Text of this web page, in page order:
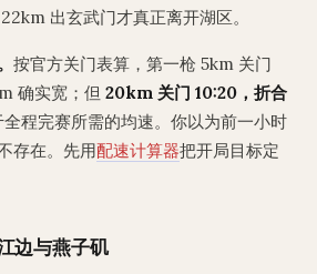
22km 出玄武门才真正离开湖区。
按官方关门表算，第一枪 5km 关门
确实宽；但 20km 关门 10:20，折合
全程完赛所需的均速。你以为前一小时
存在。先用配速计算器把开局目标定
边与燕子矶